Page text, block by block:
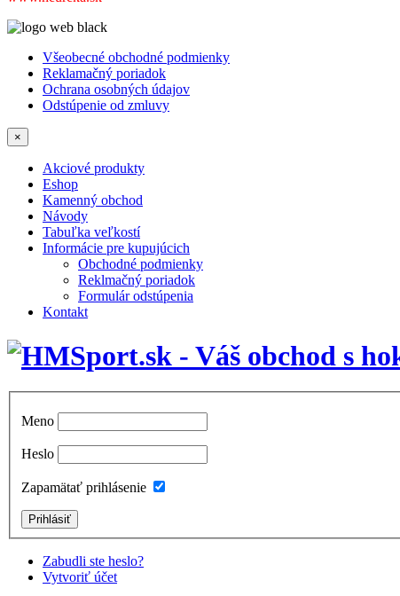
Všeobecné obchodné podmienky
Reklamačný poriadok
Ochrana osobných údajov
Odstúpenie od zmluvy
×
Akciové produkty
Eshop
Kamenný obchod
Návody
Tabuľka veľkostí
Informácie pre kupujúcich
Obchodné podmienky
Reklmačný poriadok
Formulár odstúpenia
Kontakt
Meno
Heslo
Zapamätať prihlásenie
Zabudli ste heslo?
Vytvoriť účet